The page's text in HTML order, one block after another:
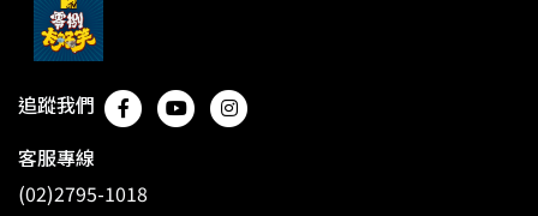
追蹤我們
客服專線
(02)2795-1018